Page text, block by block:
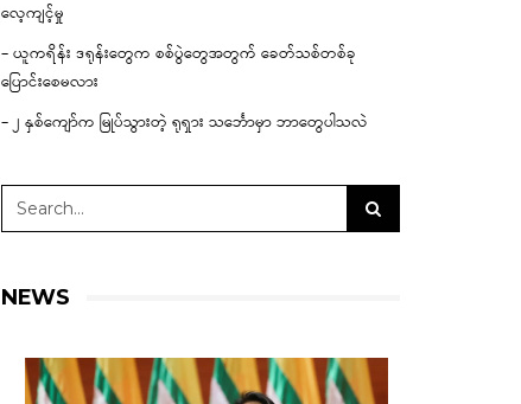
လေ့ကျင့်မှု
– ယူကရိန်း ဒရုန်းတွေက စစ်ပွဲတွေအတွက် ခေတ်သစ်တစ်ခု
ပြောင်းစေမလား
– ၂ နှစ်ကျော်က မြုပ်သွားတဲ့ ရုရှား သင်္ဘောမှာ ဘာတွေပါသလဲ
NEWS